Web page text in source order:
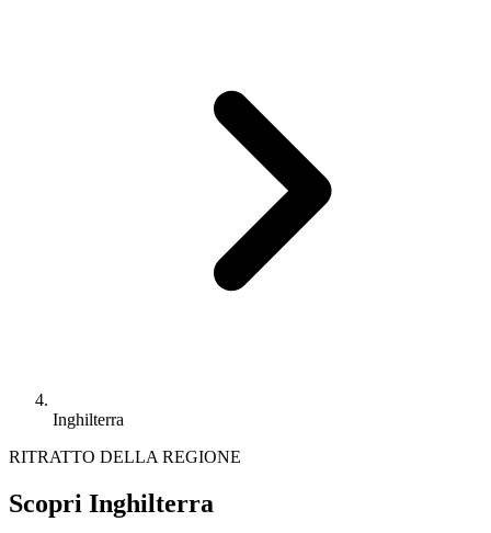
Inghilterra
RITRATTO DELLA REGIONE
Scopri Inghilterra